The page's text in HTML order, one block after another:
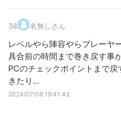
38. 名無しさん
レベルやら陣容やらプレーヤ
具合前の時間まで巻き戻す事
PCのチェックポイントまで
きたり…
2024/07/08 19:41:43